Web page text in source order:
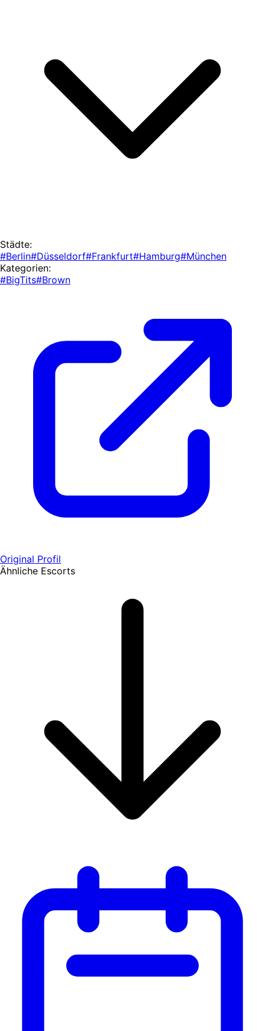
Städte:
#Berlin#Düsseldorf#Frankfurt#Hamburg#München
Kategorien:
#BigTits#Brown
Original Profil
Ähnliche Escorts